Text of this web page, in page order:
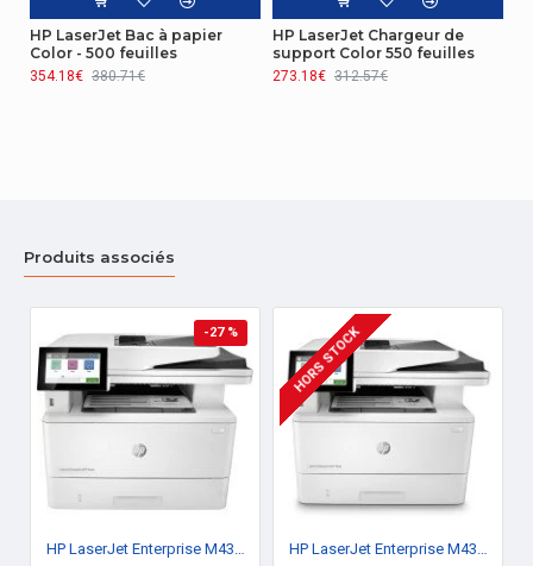
HP LaserJet Bac à papier
Color - 500 feuilles
354.18€ 380.71€
HP LaserJet Chargeur de
support Color 550 feuilles
273.18€ 312.57€
Produits associés
-27 %
HP LaserJet Enterprise M430f A jet d'encre thermique A5 600 x 600 DPI 63 ppm
HORS STOCK
HP LaserJet Enterprise M430f Laser A5 600 x 600 DPI 63 ppm